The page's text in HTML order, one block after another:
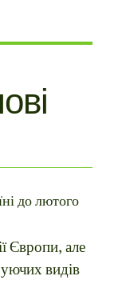
до лютого
Європи, але
видів